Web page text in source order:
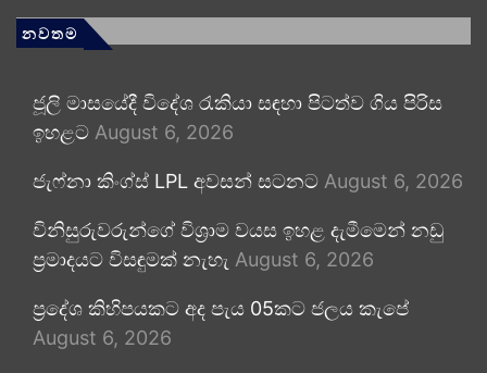
නවතම
ජූලි මාසයේදී විදේශ රැකියා සඳහා පිටත්ව ගිය පිරිස
ඉහළට August 6, 2026
ජැෆ්නා කිංග්ස් LPL අවසන් සටනට August 6, 2026
විනිසුරුවරුන්ගේ විශ්‍රාම වයස ඉහළ දැමීමෙන් නඩු
ප්‍රමාදයට විසඳුමක් නැහැ August 6, 2026
ප්‍රදේශ කිහිපයකට අද පැය 05කට ජලය කැපේ
August 6, 2026